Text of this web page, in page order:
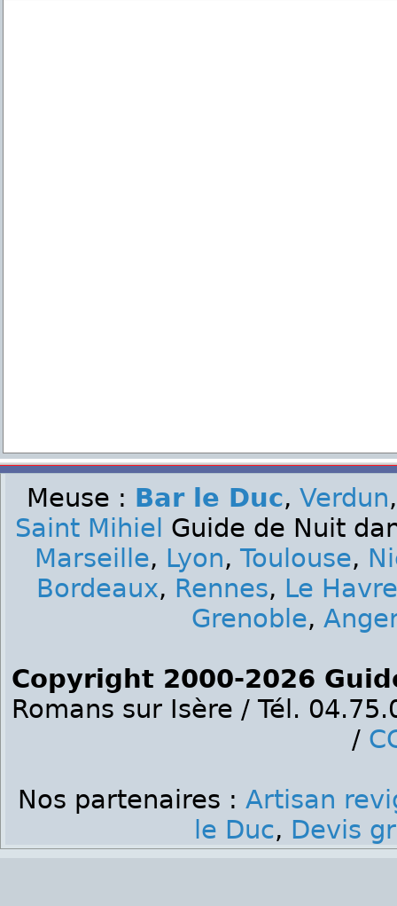
Meuse : Bar le Duc, Verdun
Saint Mihiel Guide de Nuit
Marseille, Lyon, Toulouse,
Bordeaux, Rennes, Le Havre
Grenoble,
Copyright 2000-2026
Romans sur Isère / Tél.
/
Nos partenaires : Artisan
le Duc, Devis